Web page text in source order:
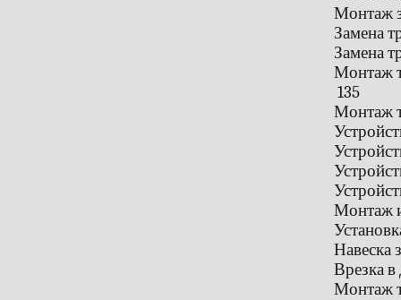
Монтаж
Замена
Замена
Монтаж
135
Монтаж
Монтаж
Навеска
Врезка
Монтаж